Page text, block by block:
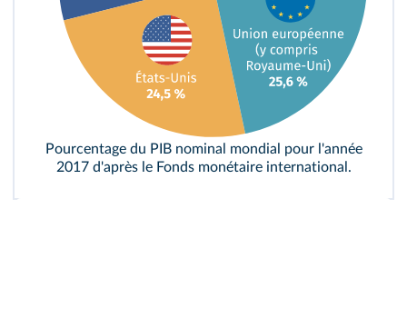
Pourcentage du PIB nominal mondial pour l'année
2017 d'après le Fonds monétaire international.